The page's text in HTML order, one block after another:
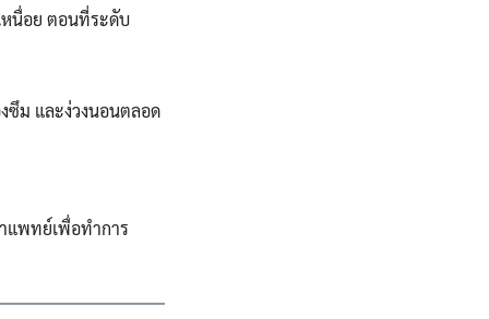
หนื่อย ตอนที่ระดับ
ซึม และง่วงนอนตลอด
แพทย์เพื่อทำการ